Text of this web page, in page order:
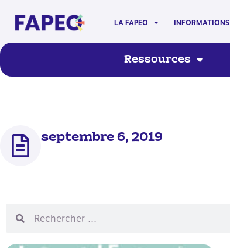
LA FAPEO INFORMATIONS
Ressources
septembre 6, 2019